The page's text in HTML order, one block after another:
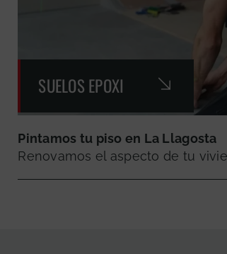
SUELOS EPOXI
Pintamos tu piso en La Llagosta
Renovamos el aspecto de tu